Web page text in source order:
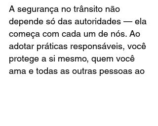
A segurança no trânsito não
depende só das autoridades — ela
começa com cada um de nós. Ao
adotar práticas responsáveis, você
protege a si mesmo, quem você
ama e todas as outras pessoas ao